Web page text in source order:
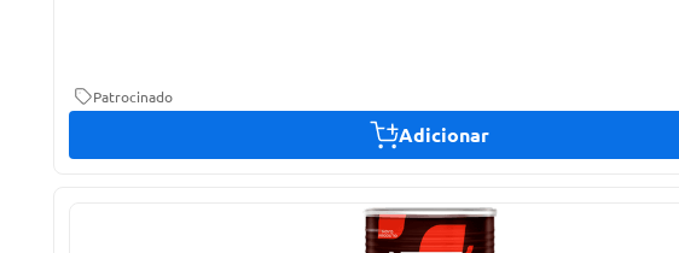
Patrocinado
Adicionar